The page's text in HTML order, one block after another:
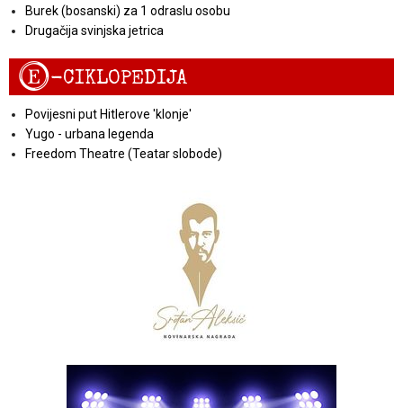
Burek (bosanski) za 1 odraslu osobu
Drugačija svinjska jetrica
E-CIKLOPEDIJA
Povijesni put Hitlerove 'klonje'
Yugo - urbana legenda
Freedom Theatre (Teatar slobode)